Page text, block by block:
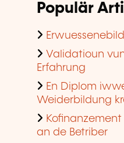
Populär
Validatioun
Erfahrung
En Diplom
Weiderbildung
an de Betriber